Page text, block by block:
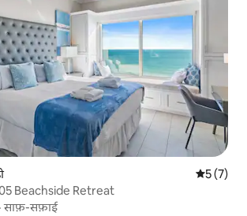
औसत रेटिंग
5 (7)
Beachside Retreat
·साफ़-सफ़ाई